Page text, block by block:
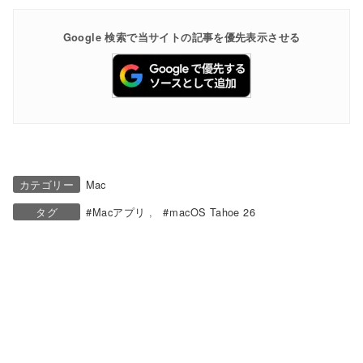
Google 検索で当サイトの記事を優先表示させる
カテゴリー
Mac
タグ
Macアプリ macOS Tahoe 26